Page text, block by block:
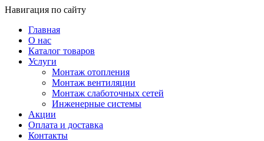
Навигация по сайту
Главная
О нас
Каталог товаров
Услуги
Монтаж отопления
Монтаж вентиляции
Монтаж слаботочных сетей
Инженерные системы
Акции
Оплата и доставка
Контакты